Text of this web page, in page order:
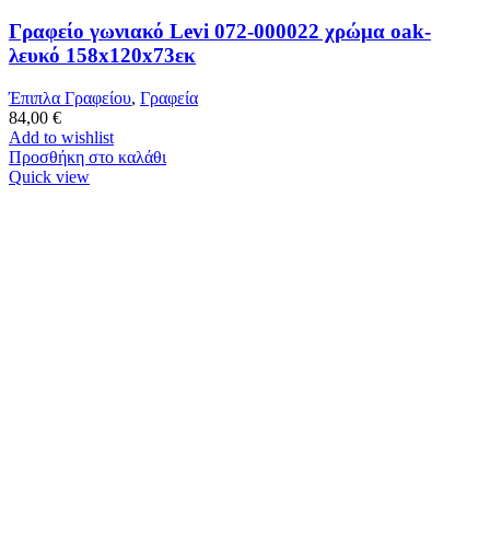
Γραφείο γωνιακό Levi 072-000022 χρώμα oak-
λευκό 158x120x73εκ
Έπιπλα Γραφείου, Γραφεία
84,00 €
Add to wishlist
Προσθήκη στο καλάθι
Quick view